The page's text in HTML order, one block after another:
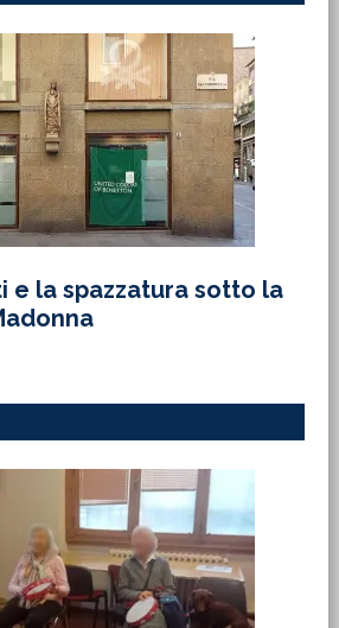
e la spazzatura sotto la